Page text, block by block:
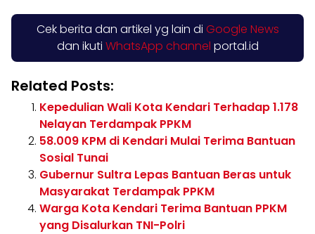
Cek berita dan artikel yg lain di Google News
dan ikuti WhatsApp channel portal.id
Related Posts:
Kepedulian Wali Kota Kendari Terhadap 1.178
Nelayan Terdampak PPKM
58.009 KPM di Kendari Mulai Terima Bantuan
Sosial Tunai
Gubernur Sultra Lepas Bantuan Beras untuk
Masyarakat Terdampak PPKM
Warga Kota Kendari Terima Bantuan PPKM
yang Disalurkan TNI-Polri